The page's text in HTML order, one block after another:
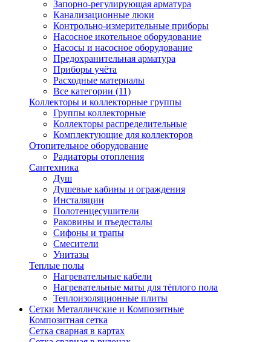
Запорно-регулирующая арматура
Канализационные люки
Контрольно-измерительные приборы
Насосное икотельное оборудование
Насосы и насосное оборудование
Предохранительная арматура
Приборы учёта
Расходные материалы
Все категории (11)
Коллекторы и коллекторные группы
Группы коллекторные
Коллекторы распределительные
Комплектующие для коллекторов
Отопительное оборудование
Радиаторы отопления
Сантехника
Душ
Душевые кабины и ограждения
Инсталяции
Полотенцесушители
Раковины и пъедесталы
Сифоны и трапы
Смесители
Унитазы
Теплые полы
Нагревательные кабели
Нагревательные маты для тёплого пола
Теплоизоляционные плиты
Сетки Металличские и Композитные
Композитная сетка
Сетка сварная в картах